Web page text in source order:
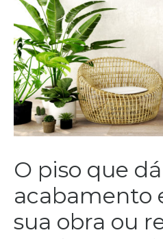
O piso que
acabamento
sua obra ou